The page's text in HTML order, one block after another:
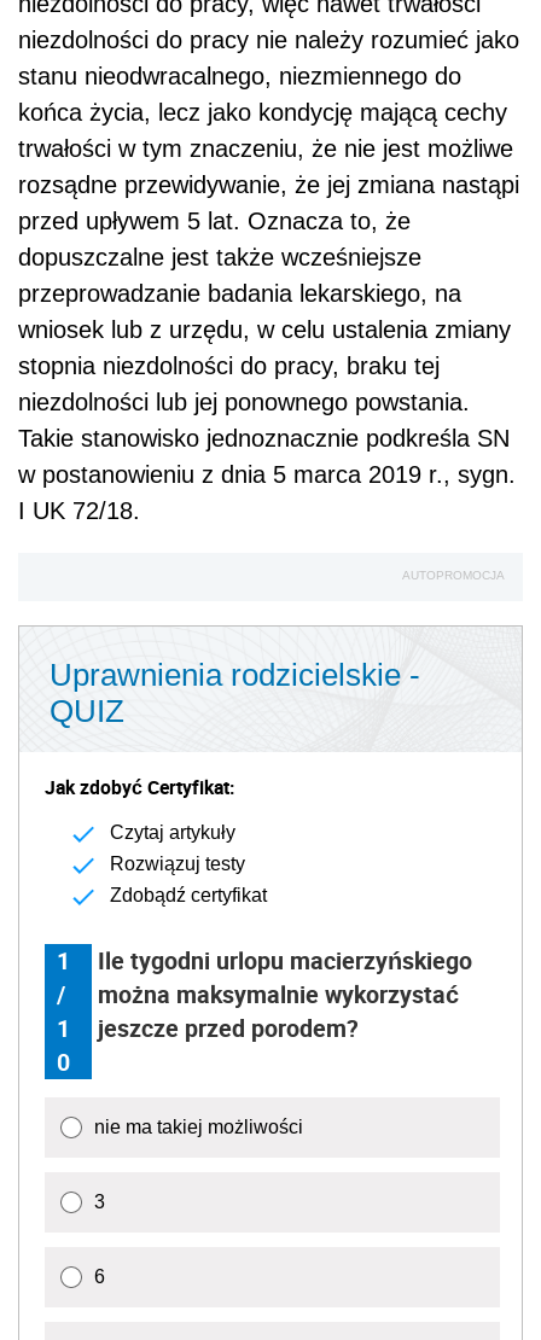
niezdolności do pracy nie należy rozumieć jako
stanu nieodwracalnego, niezmiennego do
końca życia, lecz jako kondycję mającą cechy
trwałości w tym znaczeniu, że nie jest możliwe
rozsądne przewidywanie, że jej zmiana nastąpi
przed upływem 5 lat. Oznacza to, że
dopuszczalne jest także wcześniejsze
przeprowadzanie badania lekarskiego, na
wniosek lub z urzędu, w celu ustalenia zmiany
stopnia niezdolności do pracy, braku tej
niezdolności lub jej ponownego powstania.
Takie stanowisko jednoznacznie podkreśla SN
w postanowieniu z dnia 5 marca 2019 r., sygn.
I UK 72/18.
AUTOPROMOCJA
Uprawnienia rodzicielskie -
QUIZ
Jak zdobyć Certyfikat:
Czytaj artykuły
Rozwiązuj testy
Zdobądź certyfikat
1
/
1
0
Ile tygodni urlopu macierzyńskiego
można maksymalnie wykorzystać
jeszcze przed porodem?
nie ma takiej możliwości
3
6